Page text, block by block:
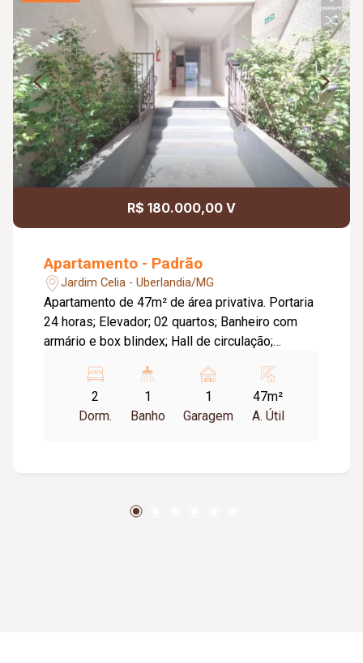
R$ 180.000,00 V
Apartamento - Padrão
Jardim Celia - Uberlandia/MG
Apartamento de 47m² de área privativa. Portaria
24 horas; Elevador; 02 quartos; Banheiro com
armário e box blindex; Hall de circulação;
gesso no teto; 01 vaga de garagem não coberta;
Aceita Pets.
2
Dorm.
1
Banho
1
Garagem
47m²
A. Útil